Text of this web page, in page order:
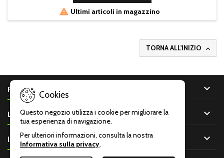
 Ultimi articoli in magazzino
TORNA ALL'INIZIO 
PRODOTTI 
LA NOSTRA AZIENDA 
IL TUO ACCOUNT 
Cookies
Questo negozio utilizza i cookie per migliorare la
tua esperienza di navigazione.
Per ulteriori informazioni, consulta la nostra
Informativa sulla privacy.